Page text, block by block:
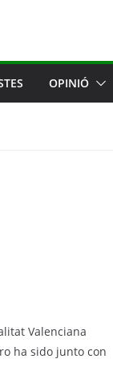
OPINIÓ
Valenciana
ha sido junto con